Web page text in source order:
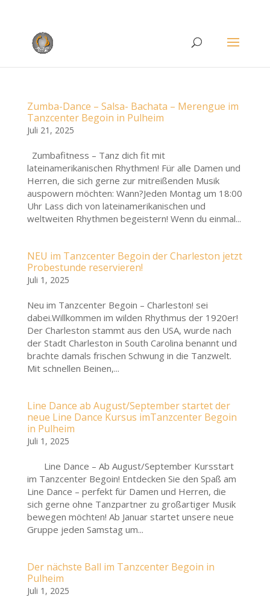
Zumba-Dance – Salsa- Bachata – Merengue im
Tanzcenter Begoin in Pulheim
Juli 21, 2025
Zumbafitness – Tanz dich fit mit
lateinamerikanischen Rhythmen! Für alle Damen und
Herren, die sich gerne zur mitreißenden Musik
auspowern möchten: Wann?Jeden Montag um 18:00
Uhr Lass dich von lateinamerikanischen und
weltweiten Rhythmen begeistern! Wenn du einmal...
NEU im Tanzcenter Begoin der Charleston jetzt
Probestunde reservieren!
Juli 1, 2025
Neu im Tanzcenter Begoin – Charleston! sei
dabei.Willkommen im wilden Rhythmus der 1920er!
Der Charleston stammt aus den USA, wurde nach
der Stadt Charleston in South Carolina benannt und
brachte damals frischen Schwung in die Tanzwelt.
Mit schnellen Beinen,...
Line Dance ab August/September startet der
neue Line Dance Kursus imTanzcenter Begoin
in Pulheim
Juli 1, 2025
Line Dance – Ab August/September Kursstart
im Tanzcenter Begoin! Entdecken Sie den Spaß am
Line Dance – perfekt für Damen und Herren, die
sich gerne ohne Tanzpartner zu großartiger Musik
bewegen möchten! Ab Januar startet unsere neue
Gruppe jeden Samstag um...
Der nächste Ball im Tanzcenter Begoin in
Pulheim
Juli 1, 2025